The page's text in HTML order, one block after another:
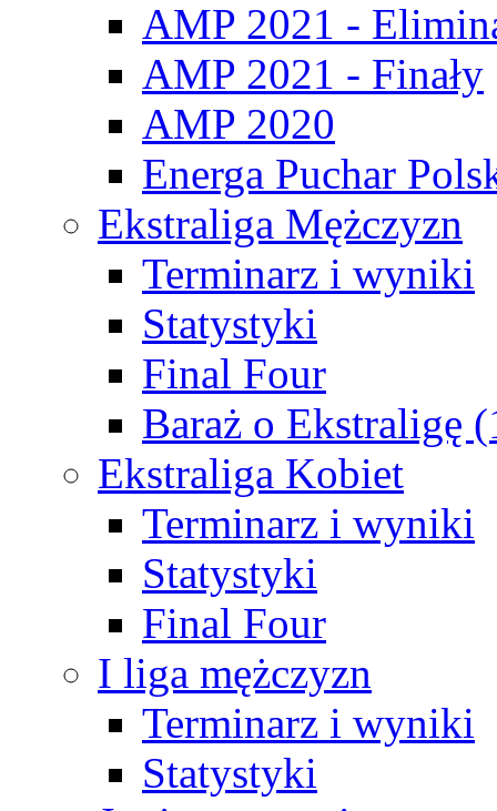
AMP 2021 -
AMP 2021 - Finały
AMP 2020
Energa Puchar
Ekstraliga Mężczyzn
Terminarz i wyniki
Statystyki
Final Four
Baraż o Ekstraligę
Ekstraliga Kobiet
Terminarz i wyniki
Statystyki
Final Four
I liga mężczyzn
Terminarz i wyniki
Statystyki